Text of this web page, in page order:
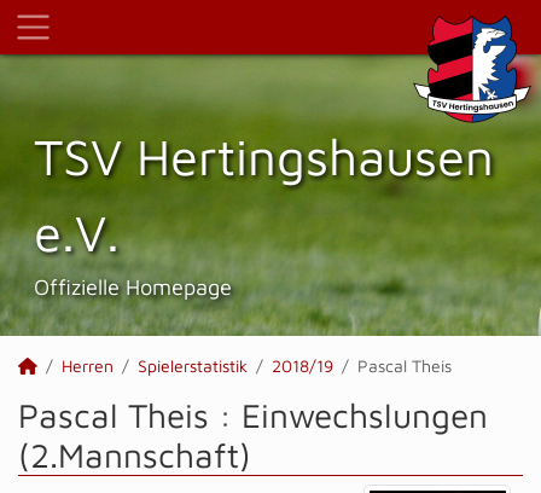
TSV Hertings­hausen
e.V.
Offizielle Homepage
Herren Spielerstatistik 2018/19 Pascal Theis
Pascal Theis : Einwechslungen
(2.Mannschaft)